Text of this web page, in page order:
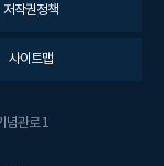
저작권정책
사이트맵
념관로 1